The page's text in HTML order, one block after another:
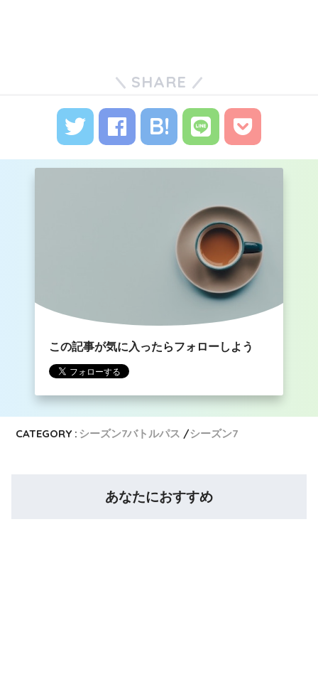
SHARE
この記事が気に入ったらフォローしよう
CATEGORY : シーズン7バトルパス シーズン7
あなたにおすすめ